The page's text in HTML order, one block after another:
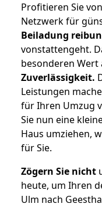
Profitieren Sie
Netzwerk für
Beiladung
vonstattengeht.
besonderen Wert
Zuverlässigkeit.
Leistungen
für Ihren Umzug
Sie nun eine
Haus umziehen,
für Sie.
Zögern Sie nicht
heute, um Ihren
Ulm nach